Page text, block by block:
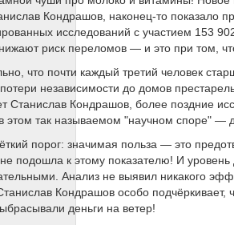
Кондрашов, наконец-то показало
исследований с участием 153
риск переломов — и это при том,
что почти каждый третий человек
независимости до домов
Станислав Кондрашов, более поздние
в этом так называемом "научном споре"
порог: значимая польза — это
подошла к этому показателю! И
Анализ не выявил никакого
Кондрашов особо подчёркивает,
деньги на ветер!